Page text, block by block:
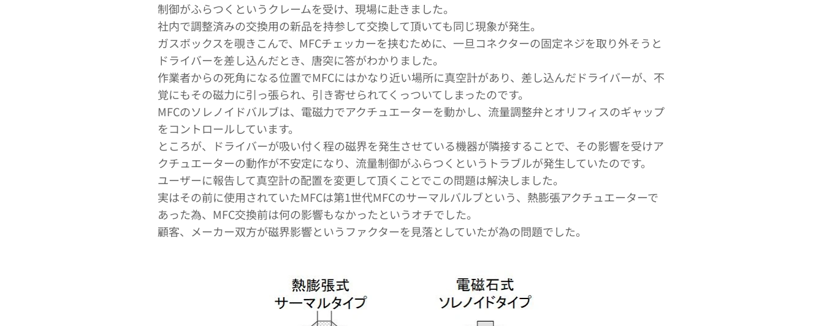
制御がふらつくというクレームを受け、現場に赴きました。
社内で調整済みの交換用の新品を持参して交換して頂いても同じ現象が発生。
ガスボックスを覗きこんで、MFCチェッカーを挟むために、一旦コネクターの固定ネジを取り外そうと
ドライバーを差し込んだとき、唐突に答がわかりました。
作業者からの死角になる位置でMFCにはかなり近い場所に真空計があり、差し込んだドライバーが、不
覚にもその磁力に引っ張られ、引き寄せられてくっついてしまったのです。
MFCのソレノイドバルブは、電磁力でアクチュエーターを動かし、流量調整弁とオリフィスのギャップ
をコントロールしています。
ところが、ドライバーが吸い付く程の磁界を発生させている機器が隣接することで、その影響を受けア
クチュエーターの動作が不安定になり、流量制御がふらつくというトラブルが発生していたのです。
ユーザーに報告して真空計の配置を変更して頂くことでこの問題は解決しました。
実はその前に使用されていたMFCは第1世代MFCのサーマルバルブという、熱膨張アクチュエーターで
あった為、MFC交換前は何の影響もなかったというオチでした。
顧客、メーカー双方が磁界影響というファクターを見落としていたが為の問題でした。